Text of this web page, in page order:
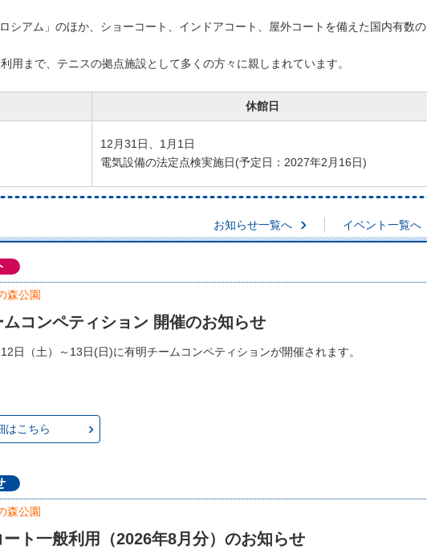
シアム」のほか、ショーコート、インドアコート、屋外コートを備えた国内有数の
用まで、テニスの拠点施設として多くの方々に親しまれています。
休館日
12月31日、1月1日
電気設備の法定点検実施日(予定日：2027年2月16日)
お知らせ一覧へ イベント一覧へ
森公園
コンペティション 開催のお知らせ
日（土）～13日(日)に有明チームコンペティションが開催されます。
はこちら
森公園
ート一般利用（2026年8月分）のお知らせ